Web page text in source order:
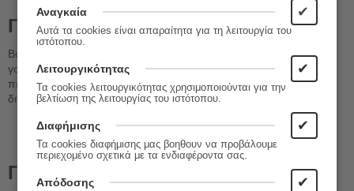
Περιγραφή
Βούτηξε σε έναν μαγικό βυθό γεμάτο παιχνίδια, χρώματα και…
γοργόνες! Γνώρισε τις γοργόνες και ζήσε μαζί τους απίθανες
περιπέτειες μέσα από ένα βιβλίο γεμάτο δράση, διασκέδαση και
δημιουργικό παιχνίδι.
Πληροφορίες
Αναγκαία ✔
Αυτά τα cookies είναι απαραίτητα για τη λειτουργία του
ιστότοπου.
Λειτουργικότητας ✔
Τα cookies λειτουργικότητας χρησιμοποιούνται για την
βελτίωση της λειτουργίας του ιστότοπου.
Διαφήμισης ✔
Τα cookies διαφήμισης μας βοηθουν να προβάλουμε
περιεχομένο σχετικά με τα ενδιαφέροντα σας.
Απόδοσης ✔